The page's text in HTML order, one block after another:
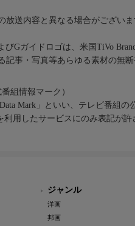
送内容と異なる場合がございま
びGガイドロゴは、米国TiVo
記事・写真等あらゆる素材の無断
組情報マーク）
Mark」といい、テレビ番組の
利用したサービスにのみ表記が許
ジャンル
洋画
邦画